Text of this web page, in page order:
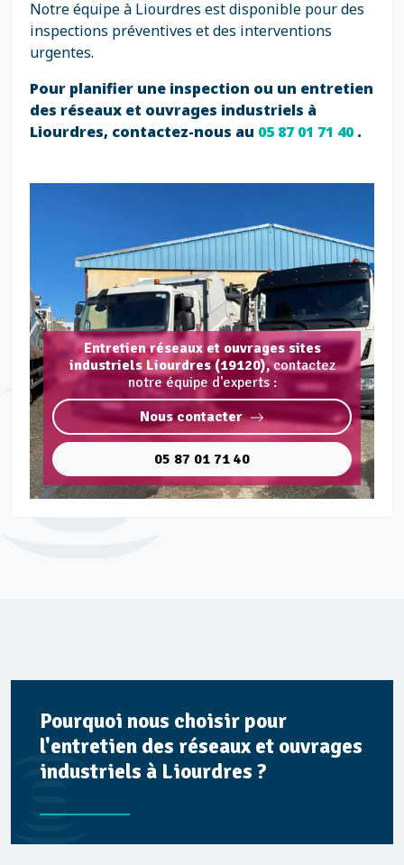
Notre équipe à Liourdres est disponible pour des
inspections préventives et des interventions
urgentes.
Pour planifier une inspection ou un entretien
des réseaux et ouvrages industriels à
Liourdres, contactez-nous au 05 87 01 71 40.
Entretien réseaux et ouvrages sites
industriels Liourdres (19120),contactez
notre équipe d'experts :
Nous contacter
05 87 01 71 40
Pourquoi nous choisir pour
l'entretien des réseaux et ouvrages
industriels à Liourdres ?